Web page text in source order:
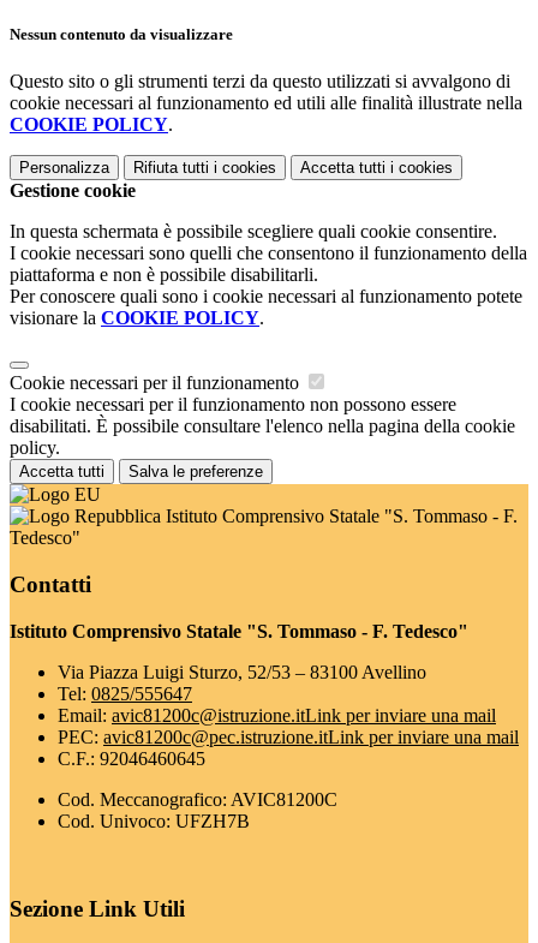
Nessun contenuto da visualizzare
Questo sito o gli strumenti terzi da questo utilizzati si avvalgono di
cookie necessari al funzionamento ed utili alle finalità illustrate nella
COOKIE POLICY.
Personalizza Rifiuta tutti i cookies Accetta tutti i cookies
Gestione cookie
In questa schermata è possibile scegliere quali cookie consentire.
I cookie necessari sono quelli che consentono il funzionamento della
piattaforma e non è possibile disabilitarli.
Per conoscere quali sono i cookie necessari al funzionamento potete
visionare la COOKIE POLICY.
Cookie necessari per il funzionamento
I cookie necessari per il funzionamento non possono essere
disabilitati. È possibile consultare l'elenco nella pagina della cookie
policy.
Accetta tutti Salva le preferenze
Istituto Comprensivo Statale "S. Tommaso - F.
Tedesco"
Contatti
Istituto Comprensivo Statale "S. Tommaso - F. Tedesco"
Via Piazza Luigi Sturzo, 52/53 – 83100 Avellino
Tel: 0825/555647
Email: avic81200c@istruzione.itLink per inviare una mail
PEC: avic81200c@pec.istruzione.itLink per inviare una mail
C.F.: 92046460645
Cod. Meccanografico: AVIC81200C
Cod. Univoco: UFZH7B
Sezione Link Utili